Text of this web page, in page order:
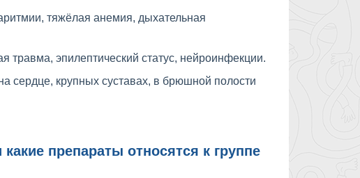
тяжёлая анемия, дыхательная
травма, эпилептический статус, нейроинфекции.
сердце, крупных суставах, в брюшной полости
препараты относятся к группе